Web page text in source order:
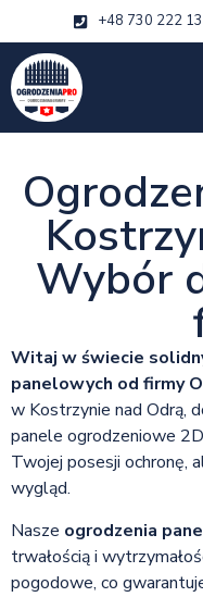
+48 730 222
Wybór
Witaj w świecie
panelowych od firmy
w Kostrzynie nad Odrą,
panele ogrodzeniowe
Twojej posesji ochronę,
wygląd.
Nasze ogrodzenia
trwałością i
pogodowe, co